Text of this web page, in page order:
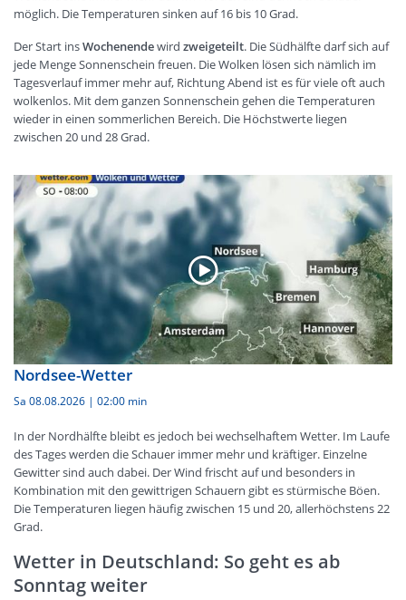
möglich. Die Temperaturen sinken auf 16 bis 10 Grad.
Der Start insWochenendewird zweigeteilt. Die Südhälfte darf sich auf
jede Menge Sonnenschein freuen. Die Wolken lösen sich nämlich im
Tagesverlauf immer mehr auf, Richtung Abend ist es für viele oft auch
wolkenlos. Mit dem ganzen Sonnenschein gehen die Temperaturen
wieder in einen sommerlichen Bereich. Die Höchstwerte liegen
zwischen 20 und 28 Grad.
Nordsee-Wetter
Sa 08.08.2026 | 02:00 min
In der Nordhälfte bleibt es jedoch bei wechselhaftem Wetter. Im Laufe
des Tages werden die Schauer immer mehr und kräftiger. Einzelne
Gewitter sind auch dabei. Der Wind frischt auf und besonders in
Kombination mit den gewittrigen Schauern gibt es stürmische Böen.
Die Temperaturen liegen häufig zwischen 15 und 20, allerhöchstens 22
Grad.
Wetter in Deutschland: So geht es ab
Sonntag weiter